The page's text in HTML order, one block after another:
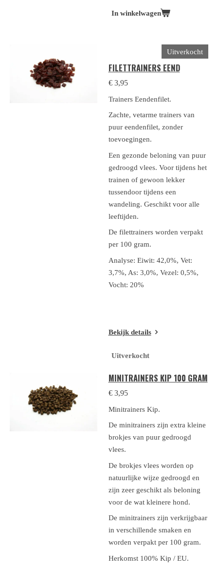
In winkelwagen
Uitverkocht
FILETTRAINERS EEND
€ 3,95
Trainers Eendenfilet.
Zachte, vetarme trainers van
puur eendenfilet, zonder
toevoegingen.
Een gezonde beloning van puur
gedroogd vlees. Voor tijdens het
trainen of gewoon lekker
tussendoor tijdens een
wandeling. Geschikt voor alle
leeftijden.
De filettrainers worden verpakt
per 100 gram.
Analyse: Eiwit: 42,0%, Vet:
3,7%, As: 3,0%, Vezel: 0,5%,
Vocht: 20%
Bekijk details
Uitverkocht
MINITRAINERS KIP 100 GRAM
€ 3,95
Minitrainers Kip.
De minitrainers zijn extra kleine
brokjes van puur gedroogd
vlees.
De brokjes vlees worden op
natuurlijke wijze gedroogd en
zijn zeer geschikt als beloning
voor de wat kleinere hond.
De minitrainers zijn verkrijgbaar
in verschillende smaken en
worden verpakt per 100 gram.
Herkomst 100% Kip / EU.